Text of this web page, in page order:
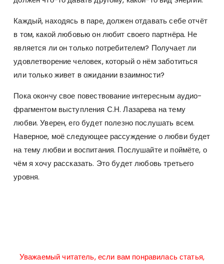
Каждый, находясь в паре, должен отдавать себе отчёт
в том, какой любовью он любит своего партнёра. Не
является ли он только потребителем? Получает ли
удовлетворение человек, который о нём заботиться
или только живет в ожидании взаимности?
Пока окончу свое повествование интересным аудио-
фрагментом выступления С.Н. Лазарева на тему
любви. Уверен, его будет полезно послушать всем.
Наверное, моё следующее рассуждение о любви будет
на тему любви и воспитания. Послушайте и поймёте, о
чём я хочу рассказать. Это будет любовь третьего
уровня.
Уважаемый читатель, если вам понравилась статья,